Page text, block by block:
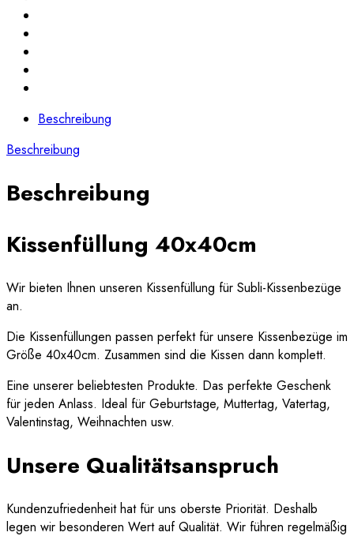
Beschreibung
Beschreibung
Beschreibung
Kissenfüllung 40x40cm
Wir bieten Ihnen unseren Kissenfüllung für Subli-Kissenbezüge
an.
Die Kissenfüllungen passen perfekt für unsere Kissenbezüge im
Größe 40x40cm. Zusammen sind die Kissen dann komplett.
Eine unserer beliebtesten Produkte. Das perfekte Geschenk
für jeden Anlass. Ideal für Geburtstage, Muttertag, Vatertag,
Valentinstag, Weihnachten usw.
Unsere Qualitätsanspruch
Kundenzufriedenheit hat für uns oberste Priorität. Deshalb
legen wir besonderen Wert auf Qualität. Wir führen regelmäßig